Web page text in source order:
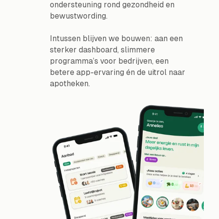
ondersteuning rond gezondheid en
bewustwording.
Intussen blijven we bouwen: aan een
sterker dashboard, slimmere
programma’s voor bedrijven, een
betere app-ervaring én de uitrol naar
apotheken.